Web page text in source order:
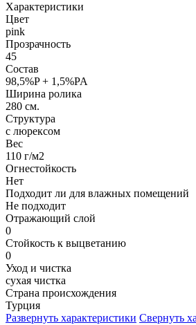
Характеристики
Цвет
pink
Прозрачность
45
Состав
98,5%P + 1,5%PA
Ширина ролика
280 см.
Структура
с люрексом
Вес
110 г/м2
Огнестойкость
Нет
Подходит ли для влажных помещений
Не подходит
Отражающий слой
0
Стойкость к выцветанию
0
Уход и чистка
сухая чистка
Страна происхождения
Турция
Развернуть характеристики Свернуть